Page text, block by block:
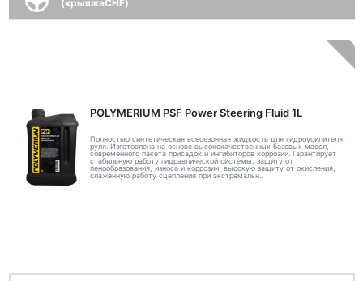
(крышкаCHF)
POLYMERIUM PSF Power Steering Fluid 1L
Полностью синтетическая всесезонная жидкость для гидроусилителя
руля. Изготовлена на основе высококачественных базовых масел,
современного пакета присадок и ингибиторов коррозии. Гарантирует
стабильную работу гидравлической системы, защиту от
пенообразования, износа и коррозии, высокую защиту от окисления,
слаженную работу сцепления при экстремальн..